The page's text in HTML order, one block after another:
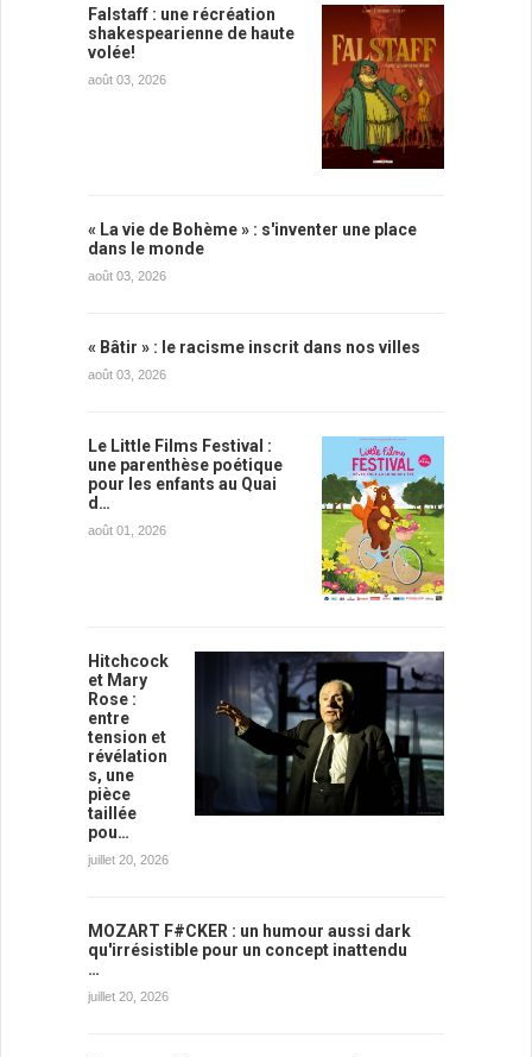
Falstaff : une récréation
shakespearienne de haute
volée!
août 03, 2026
« La vie de Bohème » : s'inventer une place
dans le monde
août 03, 2026
« Bâtir » : le racisme inscrit dans nos villes
août 03, 2026
Le Little Films Festival :
une parenthèse poétique
pour les enfants au Quai
d…
août 01, 2026
Hitchcock
et Mary
Rose :
entre
tension et
révélation
s, une
pièce
taillée
pou…
juillet 20, 2026
MOZART F#CKER : un humour aussi dark
qu'irrésistible pour un concept inattendu
…
juillet 20, 2026